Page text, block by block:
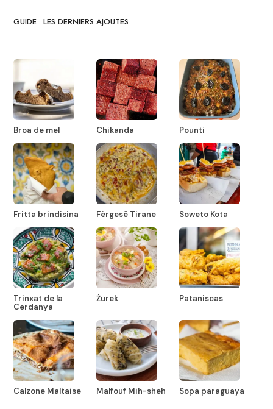
GUIDE : LES DERNIERS AJOUTES
Broa de mel Chikanda Pounti
Fritta brindisina Fërgesë Tirane Soweto Kota
Trinxat de la
Cerdanya
Żurek Pataniscas
Calzone Maltaise Malfouf Mih-sheh Sopa paraguaya